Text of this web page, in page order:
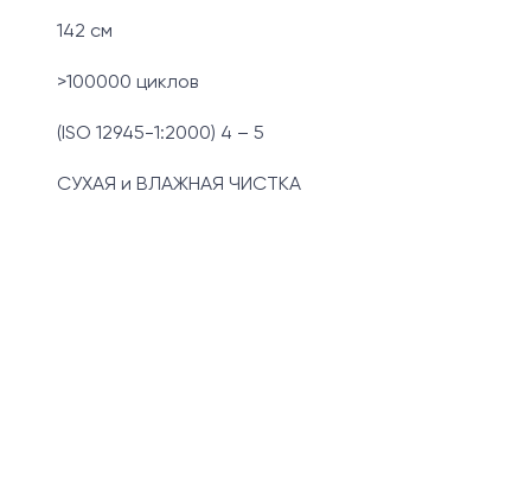
142 см
>100000 циклов
(ISO 12945-1:2000) 4 – 5
СУХАЯ и ВЛАЖНАЯ ЧИСТКА